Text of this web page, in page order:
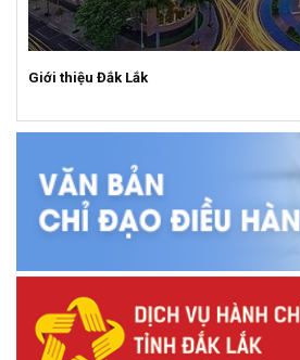
Giới thiệu Đắk Lắk